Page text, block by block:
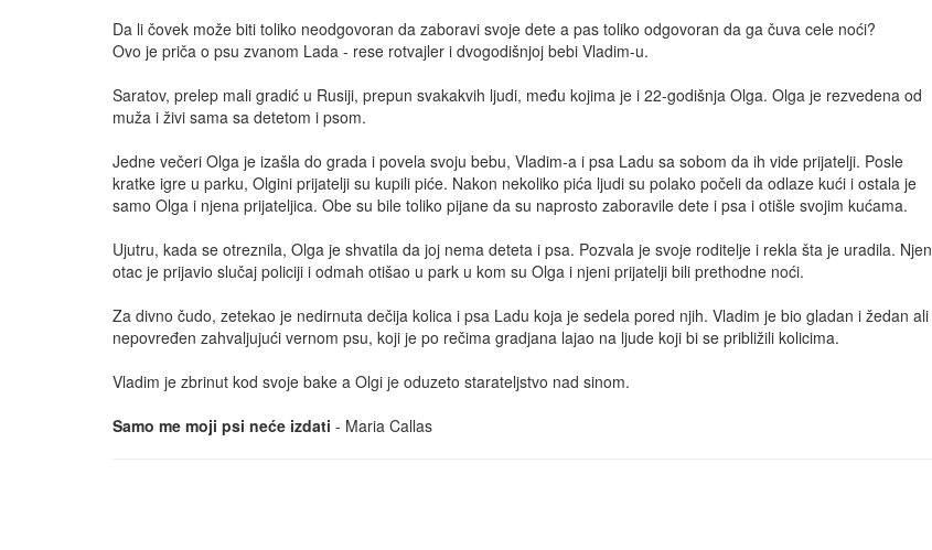
Da li čovek može biti toliko neodgovoran da zaboravi svoje dete a pas toliko odgovoran da ga čuva cele noći?
Ovo je priča o psu zvanom Lada - rese rotvajler i dvogodišnjoj bebi Vladim-u.
Saratov, prelep mali gradić u Rusiji, prepun svakakvih ljudi, među kojima je i 22-godišnja Olga. Olga je rezvedena od
muža i živi sama sa detetom i psom.
Jedne večeri Olga je izašla do grada i povela svoju bebu, Vladim-a i psa Ladu sa sobom da ih vide prijatelji. Posle
kratke igre u parku, Olgini prijatelji su kupili piće. Nakon nekoliko pića ljudi su polako počeli da odlaze kući i ostala je
samo Olga i njena prijateljica. Obe su bile toliko pijane da su naprosto zaboravile dete i psa i otišle svojim kućama.
Ujutru, kada se otreznila, Olga je shvatila da joj nema deteta i psa. Pozvala je svoje roditelje i rekla šta je uradila. Njen
otac je prijavio slučaj policiji i odmah otišao u park u kom su Olga i njeni prijatelji bili prethodne noći.
Za divno čudo, zetekao je nedirnuta dečija kolica i psa Ladu koja je sedela pored njih. Vladim je bio gladan i žedan ali
nepovređen zahvaljujući vernom psu, koji je po rečima gradjana lajao na ljude koji bi se približili kolicima.
Vladim je zbrinut kod svoje bake a Olgi je oduzeto starateljstvo nad sinom.
Samo me moji psi neće izdati - Maria Callas